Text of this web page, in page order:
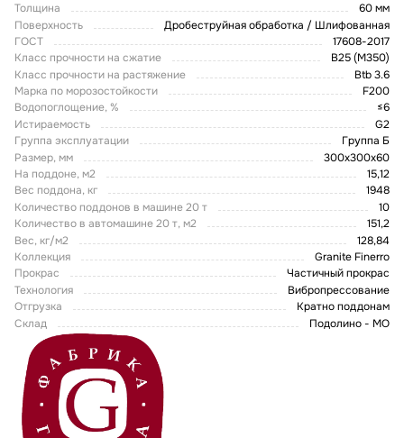
Толщина
60 мм
Поверхность
Дробеструйная обработка / Шлифованная
ГОСТ
17608-2017
Класс прочности на сжатие
В25 (М350)
Класс прочности на растяжение
Btb 3.6
Марка по морозостойкости
F200
Водопоглощение, %
≤6
Истираемость
G2
Группа эксплуатации
Группа Б
Размер, мм
300х300х60
На поддоне, м2
15,12
Вес поддона, кг
1948
Количество поддонов в машине 20 т
10
Количество в автомашине 20 т, м2
151,2
Вес, кг/м2
128,84
Коллекция
Granite Finerro
Прокрас
Частичный прокрас
Технология
Вибропрессование
Отгрузка
Кратно поддонам
Склад
Подолино - МО